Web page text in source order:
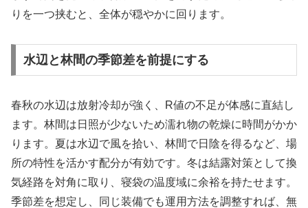
りを一つ挟むと、全体が穏やかに回ります。
水辺と林間の季節差を前提にする
春秋の水辺は放射冷却が強く、R値の不足が体感に直結し
ます。林間は日照が少ないため濡れ物の乾燥に時間がかか
ります。夏は水辺で風を拾い、林間で日陰を得るなど、場
所の特性を活かす配分が有効です。冬は結露対策として換
気経路を対角に取り、寝袋の温度域に余裕を持たせます。
季節差を想定し、同じ装備でも運用方法を調整すれば、無